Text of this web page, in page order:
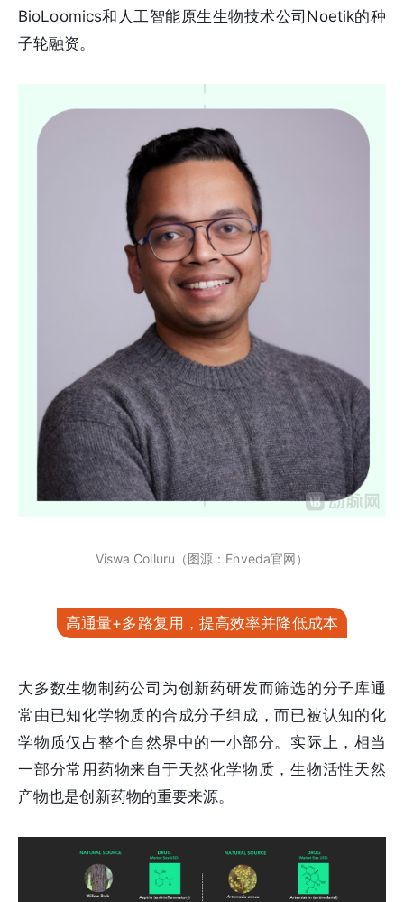
BioLoomics和人工智能原生生物技术公司Noetik的种
子轮融资。
Viswa Colluru（图源：Enveda官网）
高通量+多路复用，提高效率并降低成本
大多数生物制药公司为创新药研发而筛选的分子库通
常由已知化学物质的合成分子组成，而已被认知的化
学物质仅占整个自然界中的一小部分。实际上，相当
一部分常用药物来自于天然化学物质，生物活性天然
产物也是创新药物的重要来源。